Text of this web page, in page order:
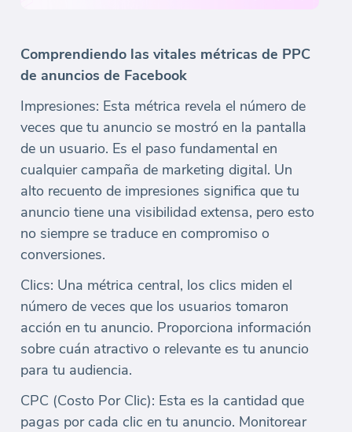
Comprendiendo las vitales métricas de PPC
de anuncios de Facebook
Impresiones: Esta métrica revela el número de
veces que tu anuncio se mostró en la pantalla
de un usuario. Es el paso fundamental en
cualquier campaña de marketing digital. Un
alto recuento de impresiones significa que tu
anuncio tiene una visibilidad extensa, pero esto
no siempre se traduce en compromiso o
conversiones.
Clics: Una métrica central, los clics miden el
número de veces que los usuarios tomaron
acción en tu anuncio. Proporciona información
sobre cuán atractivo o relevante es tu anuncio
para tu audiencia.
CPC (Costo Por Clic): Esta es la cantidad que
pagas por cada clic en tu anuncio. Monitorear